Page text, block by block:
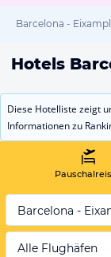
Barcelona -
Hotels
Diese Hotelliste zeigt
Informationen zu
Barcelona -
Alle Flughäfen